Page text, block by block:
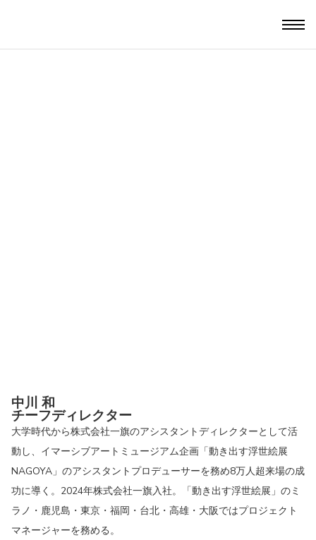
中川 和
チーフディレクター
大学時代から株式会社一旗のアシスタントディレクターとして活
動し、イマーシブアートミュージアム企画「動き出す浮世絵展
NAGOYA」のアシスタントプロデューサーを務め8万人超来場の成
功に導く。2024年株式会社一旗入社。「動き出す浮世絵展」のミ
ラノ・鹿児島・東京・福岡・台北・高雄・大阪ではプロジェクト
マネージャーを務める。